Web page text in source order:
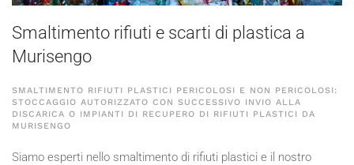
Smaltimento rifiuti e scarti di plastica a
Murisengo
SMALTIMENTO RIFIUTI PLASTICI PERICOLOSI E NON PERICOLOSI:
STOCCAGGIO AUTORIZZATO CON SUCCESSIVO INVIO ALLA
DISCARICA O IMPIANTI DI RECUPERO DI RIFIUTI PLASTICI DA
MURISENGO
Siamo esperti nello smaltimento di rifiuti plastici e il nostro